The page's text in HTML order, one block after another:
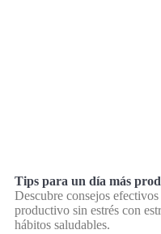
Tips para un día más
Descubre consejos
productivo sin estrés con
hábitos saludables.